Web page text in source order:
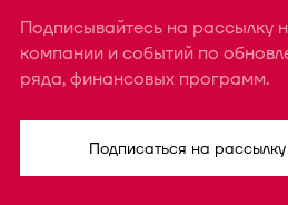
Подписывайтесь на рассылку
компании и событий по
ряда, финансовых программ.
Подписаться на рассылку